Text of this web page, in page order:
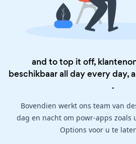
and to top it off,
beschikbaar all day every day,
.
Bovendien werkt ons team van
dag en nacht om powr-apps zoals
Options voor u te